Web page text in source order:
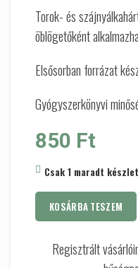
Torok- és
öblögetőként
Elsősorban forrázat
Gyógyszerkönyvi
850 Ft
Csak 1 maradt
KOSÁRBA TESZEM
Regisztrált